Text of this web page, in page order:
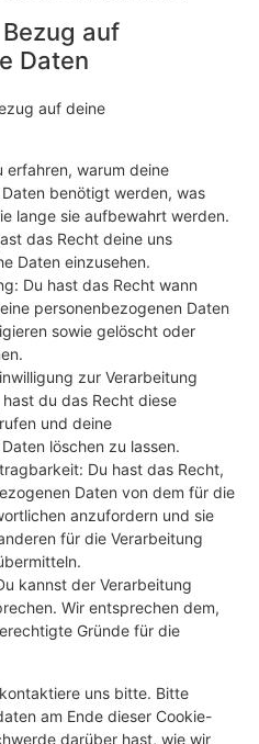
auf
Daten
auf deine
erfahren, warum deine
benötigt werden, was
lange sie aufbewahrt werden.
das Recht deine uns
Daten einzusehen.
Du hast das Recht wann
personenbezogenen Daten
sowie gelöscht oder
zur Verarbeitung
du das Recht diese
und deine
löschen zu lassen.
Du hast das Recht,
Daten von dem für die
anzufordern und sie
für die Verarbeitung
kannst der Verarbeitung
Wir entsprechen dem,
Gründe für die
uns bitte. Bitte
am Ende dieser Cookie-
darüber hast, wie wir